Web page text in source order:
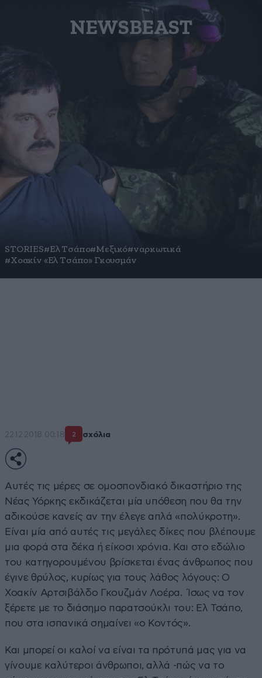
NEWSBEAST
STORIES#Ελ Τσάπο#Μεξικό#ναρκωτικά
#Χοακίν «Ελ Τσάπο» Γκουσμάν
22·12·2018 00:18 2 σχόλια
Αυτές τις μέρες σε ομοσπονδιακό δικαστήριο της
Νέας Υόρκης εκδικάζεται μία υπόθεση που θα την
αδικούσε κανείς αν την έλεγε απλά «πολύκροτη».
Είναι μία από αυτές τις μεγάλες δίκες που βλέπουμε
μια φορά στα δέκα ή είκοσι χρόνια. Και στο εδώλιο
του κατηγορουμένου βρίσκεται ένας άνθρωπος που
έγινε θρύλος, κυρίως για τους λάθος λόγους: Ο
Χοακίν Αρτσιβάλδο Γκουζμάν Λοέρα. Ίσως να τον
ξέρετε με το διάσημο παρατσούκλι του: Ελ Τσάπο,
που στα ισπανικά σημαίνει «ο Κοντός».
Και μπορεί οι καλοί να είναι τα πρότυπά μας για να
γίνουμε καλύτεροι άνθρωποι, αλλά -πώς να το